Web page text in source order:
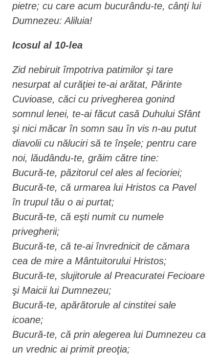
pietre; cu care acum bucurându-te, cânţi lui
Dumnezeu: Aliluia!
Icosul al 10-lea
Zid nebiruit împotriva patimilor şi tare
nesurpat al curăţiei te-ai arătat, Părinte
Cuvioase, căci cu privegherea gonind
somnul lenei, te-ai făcut casă Duhului Sfânt
şi nici măcar în somn sau în vis n-au putut
diavolii cu năluciri să te înşele; pentru care
noi, lăudându-te, grăim către tine:
Bucură-te, păzitorul cel ales al fecioriei;
Bucură-te, că urmarea lui Hristos ca Pavel
în trupul tău o ai purtat;
Bucură-te, că eşti numit cu numele
privegherii;
Bucură-te, că te-ai învrednicit de cămara
cea de mire a Mântuitorului Hristos;
Bucură-te, slujitorule al Preacuratei Fecioare
şi Maicii lui Dumnezeu;
Bucură-te, apărătorule al cinstitei sale
icoane;
Bucură-te, că prin alegerea lui Dumnezeu ca
un vrednic ai primit preoţia;